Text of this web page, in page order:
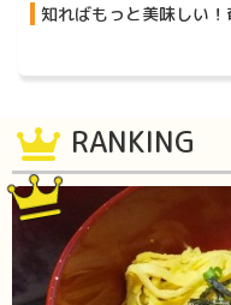
知ればもっと美味しい
RANKING